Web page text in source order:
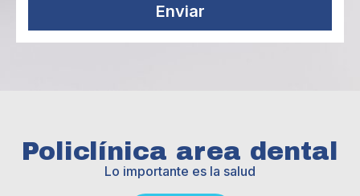
Enviar
Policlínica area dental
Lo importante es la salud